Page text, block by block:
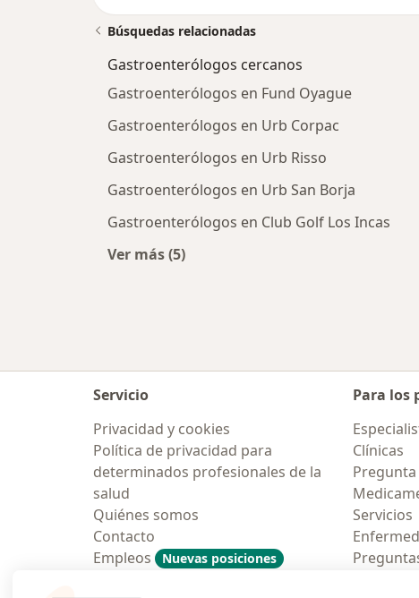
Búsquedas relacionadas
Gastroenterólogos cercanos
Gastroenterólogos en Fund Oyague
Gastroenterólogos en Urb Corpac
Gastroenterólogos en Urb Risso
Gastroenterólogos en Urb San Borja
Gastroenterólogos en Club Golf Los Incas
Ver más (5)
Servicio
Privacidad y cookies
Política de privacidad para
determinados profesionales de la
salud
Quiénes somos
Contacto
Empleos
Nuevas posiciones
Para los
Clínicas
Servicios